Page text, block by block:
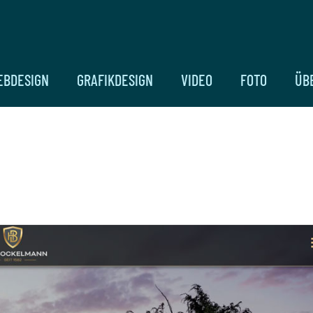
GRAFIKDESIGN VIDEO FOTO